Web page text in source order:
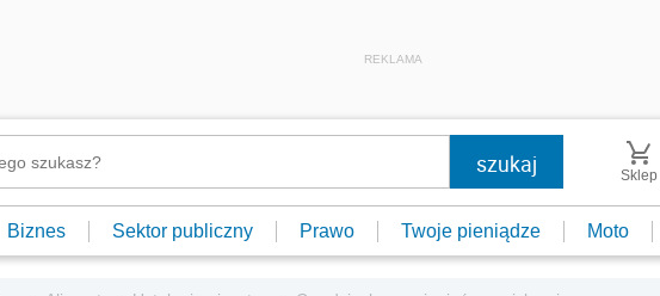
REKLAMA
Sklep
Biznes Sektor publiczny Prawo Twoje pieniądze Moto